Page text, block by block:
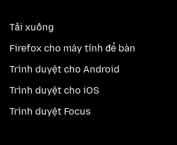
Tải xuống
Firefox cho máy tính để bàn
Trình duyệt cho Android
Trình duyệt cho iOS
Trình duyệt Focus